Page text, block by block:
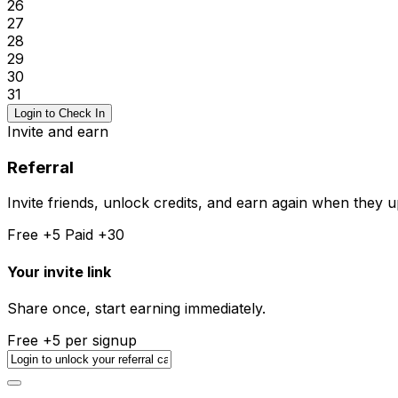
26
27
28
29
30
31
Login to Check In
Invite and earn
Referral
Invite friends, unlock credits, and earn again when they
Free +5 Paid +30
Your invite link
Share once, start earning immediately.
Free +5 per signup